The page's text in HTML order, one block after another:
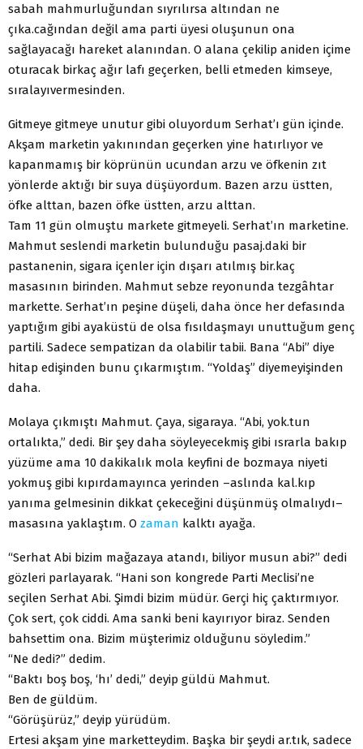
sabah mahmurluğundan sıyrılırsa altından ne
çıka.cağından değil ama parti üyesi oluşunun ona
sağlayacağı hareket alanından. O alana çekilip aniden içime
oturacak birkaç ağır lafı geçerken, belli etmeden kimseye,
sıralayıvermesinden.
Gitmeye gitmeye unutur gibi oluyordum Serhat’ı gün içinde.
Akşam marketin yakınından geçerken yine hatırlıyor ve
kapanmamış bir köprünün ucundan arzu ve öfkenin zıt
yönlerde aktığı bir suya düşüyordum. Bazen arzu üstten,
öfke alttan, bazen öfke üstten, arzu alttan.
Tam 11 gün olmuştu markete gitmeyeli. Serhat’ın marketine.
Mahmut seslendi marketin bulunduğu pasaj.daki bir
pastanenin, sigara içenler için dışarı atılmış bir.kaç
masasının birinden. Mahmut sebze reyonunda tezgâhtar
markette. Serhat’ın peşine düşeli, daha önce her defasında
yaptığım gibi ayaküstü de olsa fısıldaşmayı unuttuğum genç
partili. Sadece sempatizan da olabilir tabii. Bana “Abi” diye
hitap edişinden bunu çıkarmıştım. “Yoldaş” diyemeyişinden
daha.
Molaya çıkmıştı Mahmut. Çaya, sigaraya. “Abi, yok.tun
ortalıkta,” dedi. Bir şey daha söyleyecekmiş gibi ısrarla bakıp
yüzüme ama 10 dakikalık mola keyfini de bozmaya niyeti
yokmuş gibi kıpırdamayınca yerinden –aslında kal.kıp
yanıma gelmesinin dikkat çekeceğini düşünmüş olmalıydı–
masasına yaklaştım. O zaman kalktı ayağa.
“Serhat Abi bizim mağazaya atandı, biliyor musun abi?” dedi
gözleri parlayarak. “Hani son kongrede Parti Meclisi’ne
seçilen Serhat Abi. Şimdi bizim müdür. Gerçi hiç çaktırmıyor.
Çok sert, çok ciddi. Ama sanki beni kayırıyor biraz. Senden
bahsettim ona. Bizim müşterimiz olduğunu söyledim.”
“Ne dedi?” dedim.
“Baktı boş boş, ‘hı’ dedi,” deyip güldü Mahmut.
Ben de güldüm.
“Görüşürüz,” deyip yürüdüm.
Ertesi akşam yine marketteydim. Başka bir şeydi ar.tık, sadece